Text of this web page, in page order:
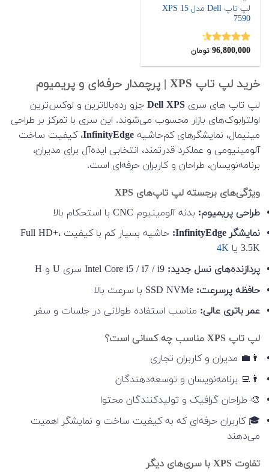
لپ تاپ Dell مدل XPS 15
7590
نمره4.50
96,800,000 تومان
خرید لپ تاپ XPS | پرچمدار حرفه‌ای و پریمیوم
لپ تاپ های سری Dell XPS جزو رده‌بالاترین و لوکس‌ترین
اولترابوک‌های بازار محسوب می‌شوند. این سری با تمرکز بر طراحی
مینیمال، نمایشگرهای کم‌حاشیه InfinityEdge، کیفیت ساخت
آلومینیومی و عملکرد قدرتمند، انتخابی ایده‌آل برای مدیران،
برنامه‌نویسان، طراحان و کاربران حرفه‌ای است.
ویژگی‌های برجسته لپ تاپ‌های XPS
طراحی پریمیوم: بدنه آلومینیوم CNC با استحکام بالا
نمایشگر InfinityEdge:
حاشیه بسیار کم با کیفیت Full HD+،
3.5K یا
4K
پردازنده‌های نسل جدید:
حافظه پرسرعت:
عمر باتری عالی: مناسب استفاده طولانی در جلسات و سفر
لپ تاپ XPS مناسب چه کسانی است؟
👨‍💼 مدیران و کاربران تجاری
👨‍💻 برنامه‌نویسان و توسعه‌دهندگان
🎨 طراحان گرافیک و تولیدکنندگان محتوا
🎓 کاربران حرفه‌ای که به کیفیت ساخت و نمایشگر اهمیت
می‌دهند
تفاوت XPS با سری‌های دیگر